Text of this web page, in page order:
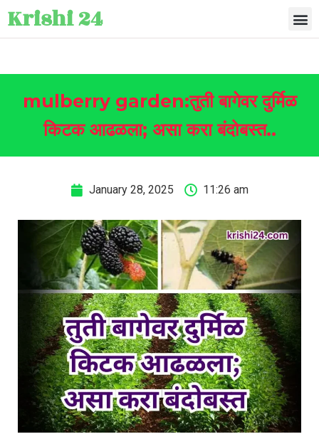
Krishi 24
mulberry garden:तुती बागेवर दुर्मिळ
किटक आढळला; असा करा बंदोबस्त..
January 28, 2025 11:26 am